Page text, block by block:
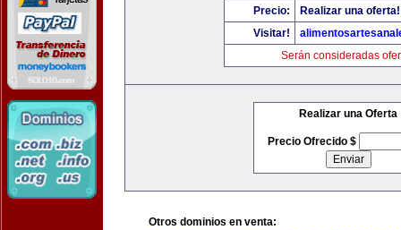
Precio:
Realizar una oferta!
Visitar!
Serán consideradas
Realizar una Oferta
Precio Ofrecido $
Otros dominios en venta: